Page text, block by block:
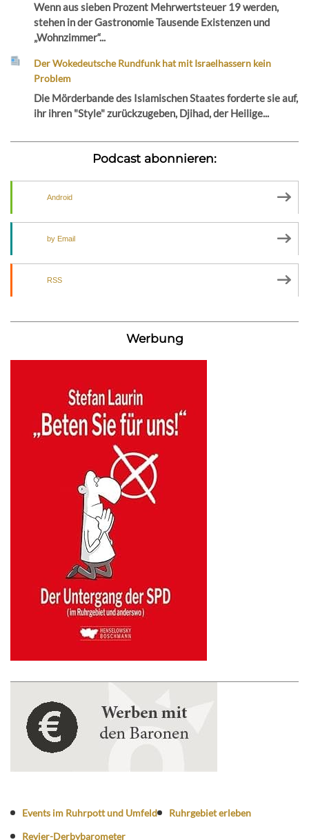
Wenn aus sieben Prozent Mehrwertsteuer 19 werden,
stehen in der Gastronomie Tausende Existenzen und
„Wohnzimmer“...
Der Wokedeutsche Rundfunk hat mit Israelhassern kein
Problem
Die Mörderbande des Islamischen Staates forderte sie auf,
ihr ihren "Style" zurückzugeben, Djihad, der Heilige...
Podcast abonnieren:
Android
by Email
RSS
Werbung
Events im Ruhrpott und Umfeld
Ruhrgebiet erleben
Revier-Derbybarometer